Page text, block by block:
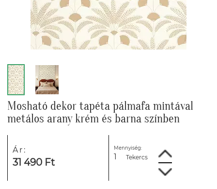
Mosható dekor tapéta pálmafa mintával
metálos arany krém és barna színben
Ár:
31 490 Ft
Mennyiség:
Tekercs